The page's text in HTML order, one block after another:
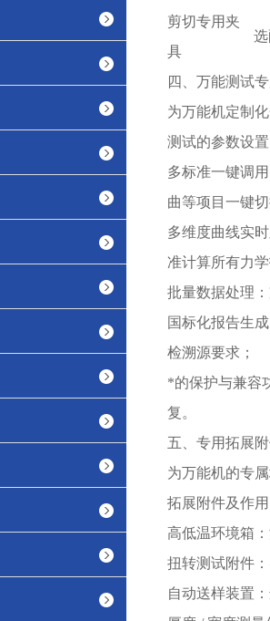
剪切专用夹
具
四、万能测试
为万能机定制
测试的参数设
多标准一键调
曲等项目一键
多维度曲线实
准计算所有力
批量数据处理
国标化报告生
检溯源要求；
*的保护与兼容
复。
五、专用拓展
为万能机的专
拓展附件及作
高低温环境箱
扭转测试附件
自动送样装置